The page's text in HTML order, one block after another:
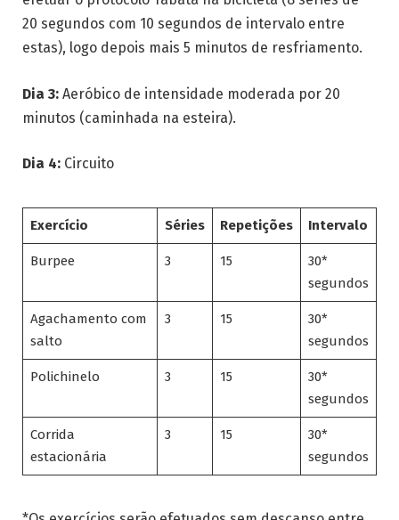
20 segundos com 10 segundos de intervalo entre
estas), logo depois mais 5 minutos de resfriamento.
Dia 3: Aeróbico de intensidade moderada por 20
minutos (caminhada na esteira).
Dia 4: Circuito
Exercício Séries Repetições Intervalo
Burpee 3 15
30*
segundos
Agachamento com
salto
3 15
30*
segundos
Polichinelo 3 15
30*
segundos
Corrida
estacionária
3 15
30*
segundos